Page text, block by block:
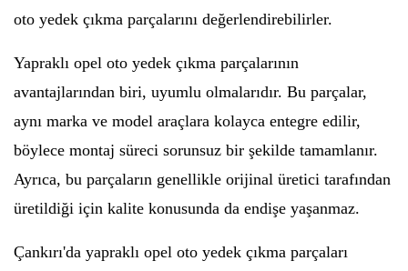
oto yedek çıkma parçalarını değerlendirebilirler.
Yapraklı opel oto yedek çıkma parçalarının
avantajlarından biri, uyumlu olmalarıdır. Bu parçalar,
aynı marka ve model araçlara kolayca entegre edilir,
böylece montaj süreci sorunsuz bir şekilde tamamlanır.
Ayrıca, bu parçaların genellikle orijinal üretici tarafından
üretildiği için kalite konusunda da endişe yaşanmaz.
Çankırı'da yapraklı opel oto yedek çıkma parçaları